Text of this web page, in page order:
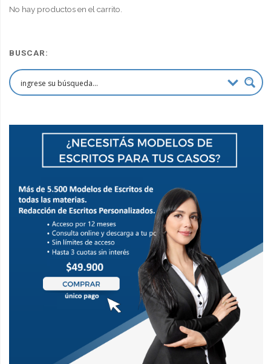
No hay productos en el carrito.
BUSCAR: